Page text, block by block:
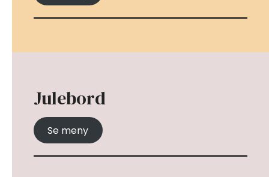
Julebord
Se meny